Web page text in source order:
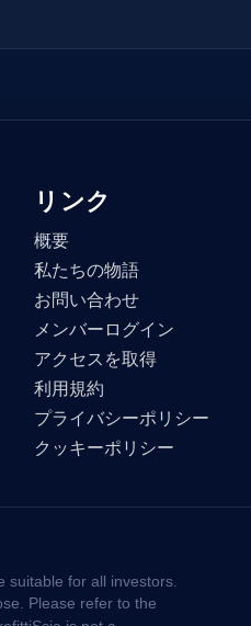
リンク
概要
私たちの物語
お問い合わせ
メンバーログイン
アクセスを取得
利用規約
プライバシーポリシー
クッキーポリシー